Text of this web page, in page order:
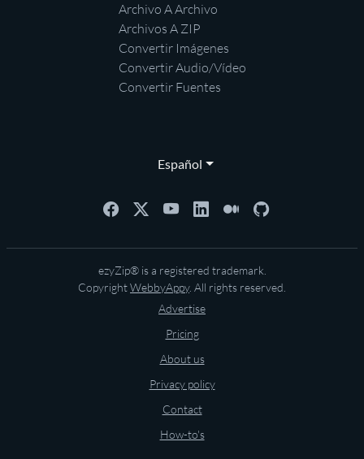
Archivo A Archivo
Archivos A ZIP
Convertir Imágenes
Convertir Audio/Vídeo
Convertir Fuentes
Español
ezyZip® is a registered trademark.
CopyrightWebbyAppy. All rights reserved.
Advertise
Pricing
About us
Privacy policy
Contact
How-to's